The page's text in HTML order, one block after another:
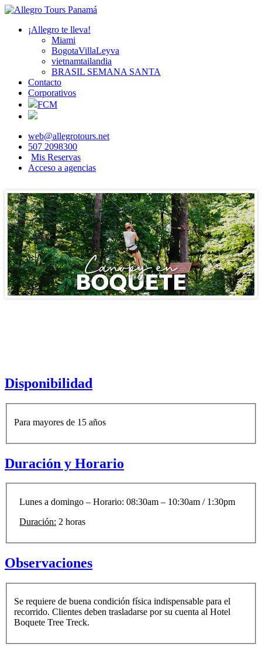
¡Allegro te lleva!
Miami
BogotaVillaLeyva
vietnamtailandia
BRASIL SEMANA SANTA
Contacto
Corporativos
FCM
web@allegrotours.net
507 2098300
Mis Reservas
Acceso a agencias
Disponibilidad
Para mayores de 15 años
Duración y Horario
Lunes a domingo – Horario: 08:30am – 10:30am / 1:30pm
Duración: 2 horas
Observaciones
Se requiere de buena condición física indispensable para el
recorrido. Clientes deben trasladarse por su cuenta al Hotel
Boquete Tree Treck.